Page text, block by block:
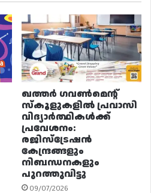
ഖത്തർ ഗവൺമെന്റ്
സ്കൂളുകളിൽ പ്രവാസി
വിദ്യാർത്ഥികൾക്ക്
പ്രവേശനം:
രജിസ്ട്രേഷൻ
കേന്ദ്രങ്ങളും
നിബന്ധനകളും
പുറത്തുവിട്ടു
09/07/2026